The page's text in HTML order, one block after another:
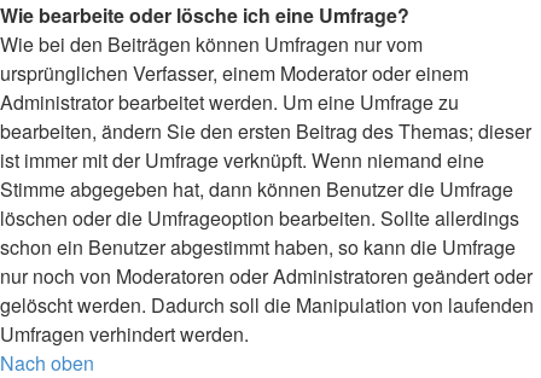
Wie bearbeite oder lösche ich eine Umfrage?
Wie bei den Beiträgen können Umfragen nur vom
ursprünglichen Verfasser, einem Moderator oder einem
Administrator bearbeitet werden. Um eine Umfrage zu
bearbeiten, ändern Sie den ersten Beitrag des Themas; dieser
ist immer mit der Umfrage verknüpft. Wenn niemand eine
Stimme abgegeben hat, dann können Benutzer die Umfrage
löschen oder die Umfrageoption bearbeiten. Sollte allerdings
schon ein Benutzer abgestimmt haben, so kann die Umfrage
nur noch von Moderatoren oder Administratoren geändert oder
gelöscht werden. Dadurch soll die Manipulation von laufenden
Umfragen verhindert werden.
Nach oben